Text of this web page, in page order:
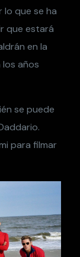
lo que se ha
que estará
en la
años
se puede
para filmar